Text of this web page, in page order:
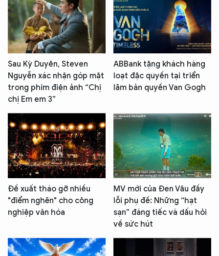
Sau Kỳ Duyên, Steven
Nguyễn xác nhận góp mặt
trong phim điện ảnh “Chị
chị Em em 3”
ABBank tặng khách hàng
loạt đặc quyền tại triển
lãm bản quyền Van Gogh
Đề xuất tháo gỡ nhiều
"điểm nghẽn" cho công
nghiệp văn hóa
MV mới của Đen Vâu đầy
lỗi phụ đề: Những “hạt
sạn” đáng tiếc và dấu hỏi
về sức hút